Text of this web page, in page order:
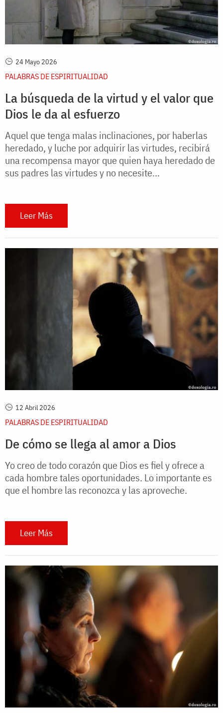
24 Mayo 2026
PALABRAS DE ESPIRITUALIDAD
La búsqueda de la virtud y el valor que
Dios le da al esfuerzo
Aquel que tenga malas inclinaciones, por haberlas
heredado, y luche por adquirir las virtudes, recibirá
una recompensa mayor que quien haya heredado de
sus padres las virtudes y no necesite...
Leer Más
12 Abril 2026
PALABRAS DE ESPIRITUALIDAD
De cómo se llega al amor a Dios
Yo creo de todo corazón que Dios es fiel y ofrece a
cada hombre tales oportunidades. Lo importante es
que el hombre las reconozca y las aproveche.
Leer Más